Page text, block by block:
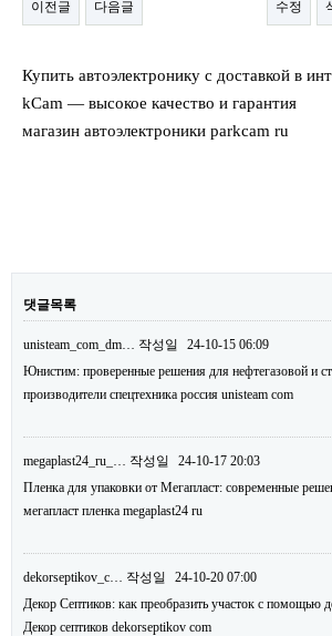
이전글 다음글 수정
Купить автоэлектронику с доставкой в
kCam — высокое качество и гарантия
магазин автоэлектроники parkcam ru
댓글목록
unisteam_com_dm… 작성일
24-10-15 06:09
Юнистим: проверенные решения для нефтегазовой и
производители спецтехника россия unisteam com
megaplast24_ru_… 작성일
24-10-17 20:03
Пленка для упаковки от Мегапласт: современные
мегапласт пленка megaplast24 ru
dekorseptikov_c… 작성일
24-10-20 07:00
Декор Септиков: как преобразить участок с помощью
Декор септиков dekorseptikov com